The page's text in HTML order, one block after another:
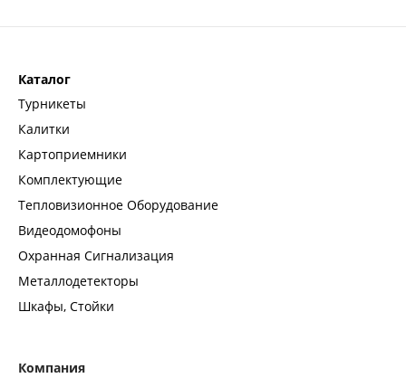
Каталог
Турникеты
Калитки
Картоприемники
Комплектующие
Тепловизионное Оборудование
Видеодомофоны
Охранная Сигнализация
Металлодетекторы
Шкафы, Стойки
Компания